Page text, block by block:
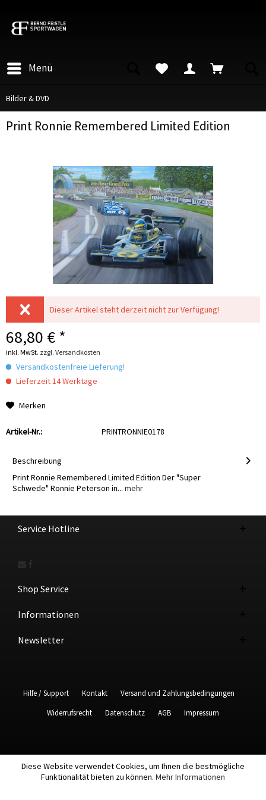
Menü
Bilder & DVD
Print Ronnie Remembered Limited Edition
Dieser Artikel steht derzeit nicht zur Verfügung!
68,80 € *
inkl. MwSt. zzgl. Versandkosten
Versandkostenfreie Lieferung!
Lieferzeit 14 Werktage
Merken
Artikel-Nr.: PRINTRONNIE0178
Beschreibung
Print Ronnie Remembered Limited Edition Der "Super
Schwede" Ronnie Peterson in... mehr
Service Hotline
Shop Service
Informationen
Newsletter
Hilfe / Support Kontakt
Versand und Zahlungsbedingungen
Widerrufsrecht
Datenschutz AGB Impressum
Diese Website verwendet Cookies, um Ihnen die bestmögliche
Funktionalität bieten zu können. Mehr Informationen